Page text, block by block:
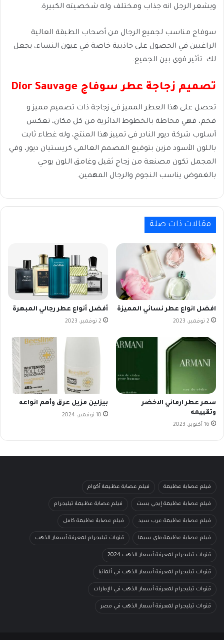
ويشعر الرجل انه جذاب ومختلف وله شخصيته الكبيرة.
سوفاج مناسب لجميع الرجال من أصحاب الطبقة العالية
الراغبين في الحصول على جاذبية خاصة في عيون النساء، يجعل
لك تأثير قوي بين الجميع.
تصميم زجاجة عطر سوفاج Dior Sauvage
تحصل على هذا العطر المميز في زجاجة ذات تصميم مميز و
فخم، فهي محاطة بالخطوط الدائرية من كل مكان، تعكس
أسلوب شركة ديور النادر في تمييز هذا المنتج، وله غطاء ثابت
باللون الأسود مزين بتوقيع المصمم العالمى كريستيان ديور، وفي
المجمل تكون مصنعة من زجاج ثقيل وغامق اللون يوحي
بالغموض يناسب النجوم والرجال المهمين.
مقالات ذات صلة
افضل انواع عطر نسائي المميزة
2 نوفمبر، 2023
أفضل أنواع عطر رجالي المبهرة
2 نوفمبر، 2023
سعر عطر ارماني الاخضر
وتقييمه
16 أكتوبر، 2023
بيزلين مزيل عرق وأهم انواعه
10 نوفمبر، 2024
فيلم عصابة عظيمة فيلم عصابة عظيمة أكوام
فيلم عصابة عظيمة إيجي بست فيلم عصابة عظيمة تيليجرام
فيلم عصابة عظيمة عرب سيد فيلم عصابة عظيمة كامل
فيلم عصابة عظيمة ماي سيما قنوات تيليجرام لمعرفة أسعار الذهب
قنوات تيليجرام لمعرفة أسعار الذهب 2024
قنوات تيليجرام لمعرفة أسعار الذهب في ألمانيا
قنوات تيليجرام لمعرفة أسعار الذهب في الإمارات
قنوات تيليجرام لمعرفة أسعار الذهب في مصر